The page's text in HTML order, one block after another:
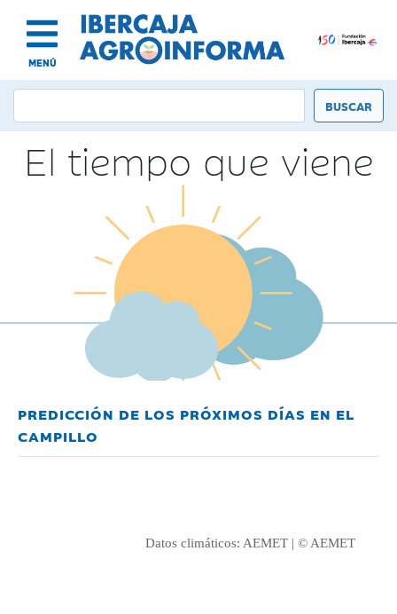
MENÚ
El tiempo que viene
PREDICCIÓN DE LOS PRÓXIMOS DÍAS EN EL
CAMPILLO
Datos climáticos: AEMET | © AEMET